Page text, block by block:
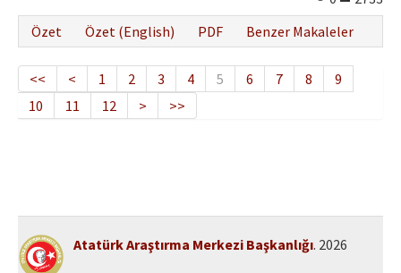
Özet
Özet (English) PDF Benzer Makaleler
<< < 1 2 3 4 5 6 7 8
9
10
11 12 > >>
Atatürk Araştırma Merkezi Başkanlığı. 2026